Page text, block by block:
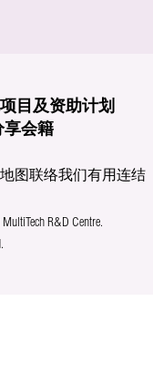
项目及资助计划
享会籍
图联络我们有用连结
R&D Centre.